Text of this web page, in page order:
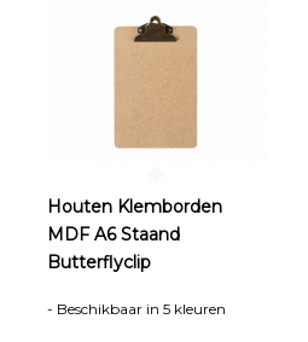
Houten Klemborden
MDF A6 Staand
Butterflyclip
- Beschikbaar in 5 kleuren